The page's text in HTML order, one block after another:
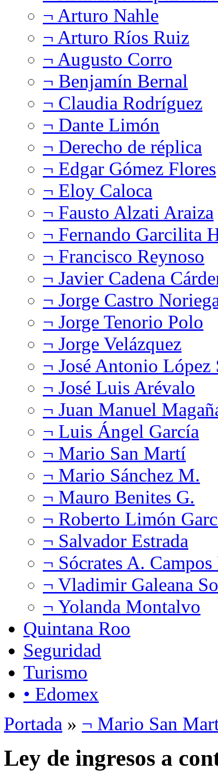
¬ Arturo Nahle
¬ Arturo Ríos Ruiz
¬ Augusto Corro
¬ Benjamín Bernal
¬ Claudia Rodríguez
¬ Dante Limón
¬ Derecho de réplica
¬ Edgar Gómez Flores
¬ Eloy Caloca
¬ Fausto Alzati Araiza
¬ Fernando Garcilita
¬ Francisco Reynoso
¬ Javier Cadena
¬ Jorge Castro
¬ Jorge Tenorio Polo
¬ Jorge Velázquez
¬ José Antonio López
¬ José Luis Arévalo
¬ Juan Manuel
¬ Luis Ángel García
¬ Mario San Martí
¬ Mario Sánchez M.
¬ Mauro Benites G.
¬ Roberto Limón
¬ Salvador Estrada
¬ Sócrates A.
¬ Vladimir Galeana
¬ Yolanda Montalvo
Quintana Roo
Seguridad
Turismo
• Edomex
Portada » ¬ Mario San
Ley de ingresos a